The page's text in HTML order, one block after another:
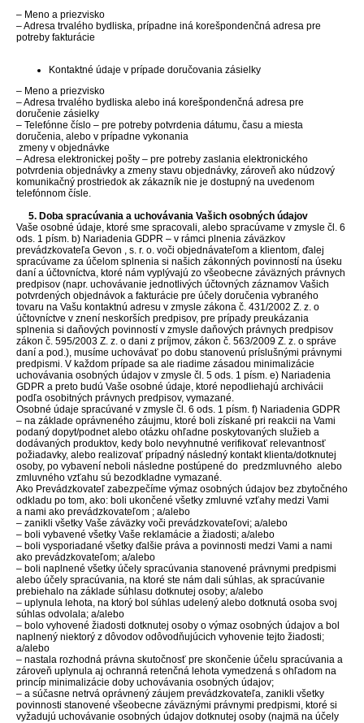
– Meno a priezvisko
– Adresa trvalého bydliska, prípadne iná korešpondenčná adresa pre
potreby fakturácie
Kontaktné údaje v prípade doručovania zásielky
– Meno a priezvisko
– Adresa trvalého bydliska alebo iná korešpondenčná adresa pre
doručenie zásielky
– Telefónne číslo – pre potreby potvrdenia dátumu, času a miesta
doručenia, alebo v prípadne vykonania
zmeny v objednávke
– Adresa elektronickej pošty – pre potreby zaslania elektronického
potvrdenia objednávky a zmeny stavu objednávky, zároveň ako núdzový
komunikačný prostriedok ak zákazník nie je dostupný na uvedenom
telefónnom čísle.
5. Doba spracúvania a uchovávania Vašich osobných údajov
Vaše osobné údaje, ktoré sme spracovali, alebo spracúvame v zmysle čl. 6
ods. 1 písm. b) Nariadenia GDPR – v rámci plnenia záväzkov
prevádzkovateľa Gevon , s. r. o. voči objednávateľom a klientom, ďalej
spracúvame za účelom splnenia si našich zákonných povinností na úseku
daní a účtovníctva, ktoré nám vyplývajú zo všeobecne záväzných právnych
predpisov (napr. uchovávanie jednotlivých účtovných záznamov Vašich
potvrdených objednávok a fakturácie pre účely doručenia vybraného
tovaru na Vašu kontaktnú adresu v zmysle zákona č. 431/2002 Z. z. o
účtovníctve v znení neskorších predpisov, pre prípady preukázania
splnenia si daňových povinností v zmysle daňových právnych predpisov
zákon č. 595/2003 Z. z. o dani z príjmov, zákon č. 563/2009 Z. z. o správe
daní a pod.), musíme uchovávať po dobu stanovenú príslušnými právnymi
predpismi. V každom prípade sa ale riadime zásadou minimalizácie
uchovávania osobných údajov v zmysle čl. 5 ods. 1 písm. e) Nariadenia
GDPR a preto budú Vaše osobné údaje, ktoré nepodliehajú archivácii
podľa osobitných právnych predpisov, vymazané.
Osobné údaje spracúvané v zmysle čl. 6 ods. 1 písm. f) Nariadenia GDPR
– na základe oprávneného záujmu, ktoré boli získané pri reakcii na Vami
podaný dopyt/podnet alebo otázku ohľadne poskytovaných služieb a
dodávaných produktov, kedy bolo nevyhnutné verifikovať relevantnosť
požiadavky, alebo realizovať prípadný následný kontakt klienta/dotknutej
osoby, po vybavení neboli následne postúpené do predzmluvného alebo
zmluvného vzťahu sú bezodkladne vymazané.
Ako Prevádzkovateľ zabezpečíme výmaz osobných údajov bez zbytočného
odkladu po tom, ako: boli ukončené všetky zmluvné vzťahy medzi Vami
a nami ako prevádzkovateľom ; a/alebo
– zanikli všetky Vaše záväzky voči prevádzkovateľovi; a/alebo
– boli vybavené všetky Vaše reklamácie a žiadosti; a/alebo
– boli vysporiadané všetky ďalšie práva a povinnosti medzi Vami a nami
ako prevádzkovateľom; a/alebo
– boli naplnené všetky účely spracúvania stanovené právnymi predpismi
alebo účely spracúvania, na ktoré ste nám dali súhlas, ak spracúvanie
prebiehalo na základe súhlasu dotknutej osoby; a/alebo
– uplynula lehota, na ktorý bol súhlas udelený alebo dotknutá osoba svoj
súhlas odvolala; a/alebo
– bolo vyhovené žiadosti dotknutej osoby o výmaz osobných údajov a bol
naplnený niektorý z dôvodov odôvodňujúcich vyhovenie tejto žiadosti;
a/alebo
– nastala rozhodná právna skutočnosť pre skončenie účelu spracúvania a
zároveň uplynula aj ochranná retenčná lehota vymedzená s ohľadom na
princíp minimalizácie doby uchovávania osobných údajov;
– a súčasne netrvá oprávnený záujem prevádzkovateľa, zanikli všetky
povinnosti stanovené všeobecne záväznými právnymi predpismi, ktoré si
vyžadujú uchovávanie osobných údajov dotknutej osoby (najmä na účely